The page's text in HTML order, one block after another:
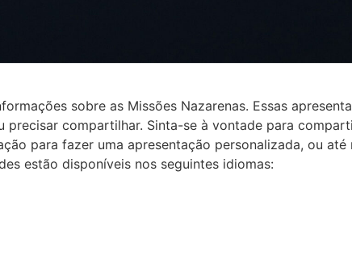
sobre as Missões Nazarenas. Essas
compartilhar. Sinta-se à vontade para
para fazer uma apresentação personalizada, ou
estão disponíveis nos seguintes idiomas: